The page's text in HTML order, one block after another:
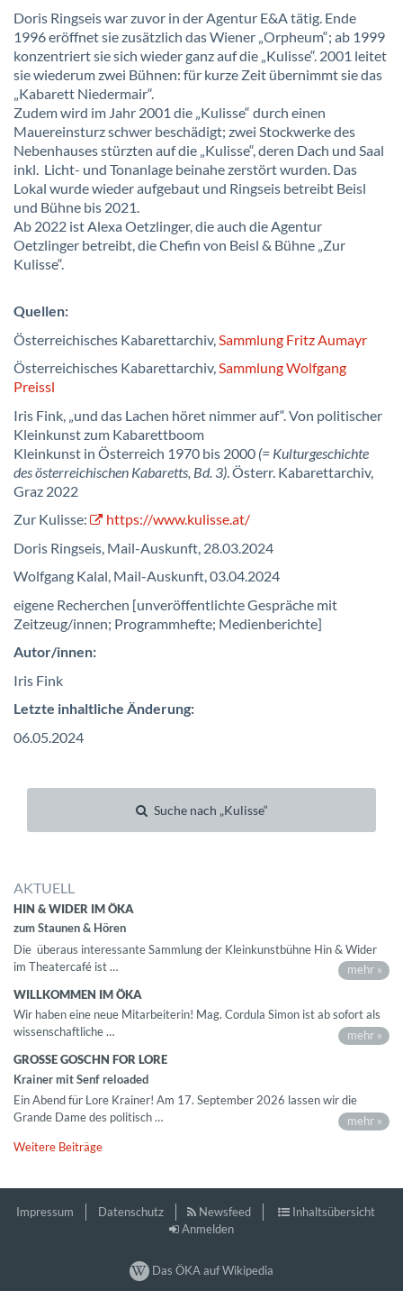
Doris Ringseis war zuvor in der Agentur E&A tätig. Ende
1996 eröffnet sie zusätzlich das Wiener „Orpheum“; ab 1999
konzentriert sie sich wieder ganz auf die „Kulisse“. 2001 leitet
sie wiederum zwei Bühnen: für kurze Zeit übernimmt sie das
„Kabarett Niedermair“.
Zudem wird im Jahr 2001 die „Kulisse“ durch einen
Mauereinsturz schwer beschädigt; zwei Stockwerke des
Nebenhauses stürzten auf die „Kulisse“, deren Dach und Saal
inkl. Licht- und Tonanlage beinahe zerstört wurden. Das
Lokal wurde wieder aufgebaut und Ringseis betreibt Beisl
und Bühne bis 2021.
Ab 2022 ist Alexa Oetzlinger, die auch die Agentur
Oetzlinger betreibt, die Chefin von Beisl & Bühne „Zur
Kulisse“.
Quellen:
Österreichisches Kabarettarchiv,Sammlung Fritz Aumayr
Österreichisches Kabarettarchiv,Sammlung Wolfgang
Preissl
Iris Fink, „und das Lachen höret nimmer auf“. Von politischer
Kleinkunst zum Kabarettboom
Kleinkunst in Österreich 1970 bis 2000 (= Kulturgeschichte
des österreichischen Kabaretts, Bd. 3). Österr. Kabarettarchiv,
Graz 2022
Zur Kulisse:
https://www.kulisse.at/
Doris Ringseis, Mail-Auskunft, 28.03.2024
Wolfgang Kalal, Mail-Auskunft, 03.04.2024
eigene Recherchen [unveröffentlichte Gespräche mit
Zeitzeug/innen; Programmhefte; Medienberichte]
Autor/innen:
Iris Fink
Letzte inhaltliche Änderung:
06.05.2024
Suche nach „Kulisse“
AKTUELL
HIN & WIDER IM ÖKA
zum Staunen & Hören
Die überaus interessante Sammlung der Kleinkunstbühne Hin & Wider
im Theatercafé ist …
mehr »
WILLKOMMEN IM ÖKA
Wir haben eine neue Mitarbeiterin! Mag. Cordula Simon ist ab sofort als
wissenschaftliche …
mehr »
GROSSE GOSCHN FOR LORE
Krainer mit Senf reloaded
Ein Abend für Lore Krainer! Am 17. September 2026 lassen wir die
Grande Dame des politisch …
mehr »
Weitere Beiträge
Impressum Datenschutz Newsfeed
Inhaltsübersicht
Anmelden
Das ÖKA auf Wikipedia